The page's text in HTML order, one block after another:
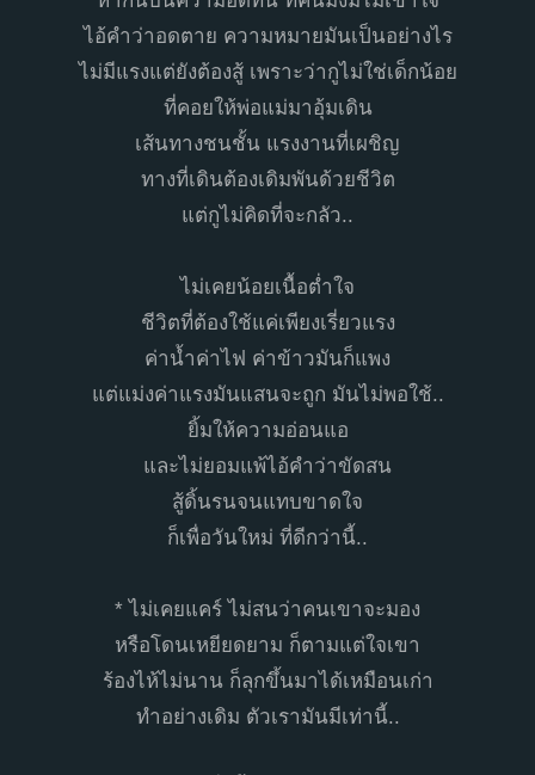
ไอ้คำว่าอดตาย ความหมายมันเป็นอย่างไร
ไม่มีแรงแต่ยังต้องสู้ เพราะว่ากูไม่ใช่เด็กน้อย
ที่คอยให้พ่อแม่มาอุ้มเดิน
เส้นทางชนชั้น แรงงานที่เผชิญ
ทางที่เดินต้องเดิมพันด้วยชีวิต
แต่กูไม่คิดที่จะกลัว..
ไม่เคยน้อยเนื้อต่ำใจ
ชีวิตที่ต้องใช้แค่เพียงเรี่ยวแรง
ค่าน้ำค่าไฟ ค่าข้าวมันก็แพง
แต่แม่งค่าแรงมันแสนจะถูก มันไม่พอใช้..
ยิ้มให้ความอ่อนแอ
และไม่ยอมแพ้ไอ้คำว่าขัดสน
สู้ดิ้นรนจนแทบขาดใจ
ก็เพื่อวันใหม่ ที่ดีกว่านี้..
* ไม่เคยแคร์ ไม่สนว่าคนเขาจะมอง
หรือโดนเหยียดยาม ก็ตามแต่ใจเขา
ร้องไห้ไม่นาน ก็ลุกขึ้นมาได้เหมือนเก่า
ทำอย่างเดิม ตัวเรามันมีเท่านี้..